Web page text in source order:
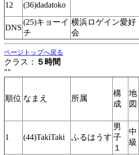
12 (36)dadatoko
DNS
(25)キョーイ
チ
横浜ロゲイン愛好
会
ページトップへ戻る
クラス：
５時間
""
順位 なまえ 所属
構
成
地
図
1 (44)TakiTaki ふるはうす
男
子
１
中
級